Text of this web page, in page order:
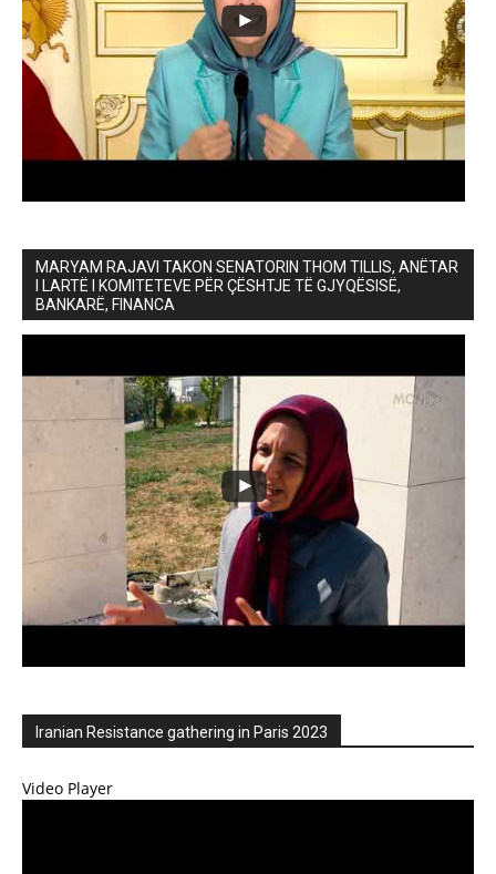
MARYAM RAJAVI TAKON SENATORIN THOM TILLIS, ANËTAR
I LARTË I KOMITETEVE PËR ÇËSHTJE TË GJYQËSISË,
BANKARË, FINANCA
Iranian Resistance gathering in Paris 2023
Video Player